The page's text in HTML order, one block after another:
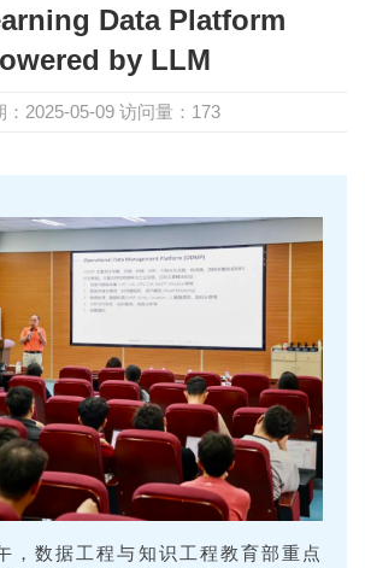
Data Platform
by LLM
：2025-05-09 访问量： 173
，数据工程与知识工程教育部重点